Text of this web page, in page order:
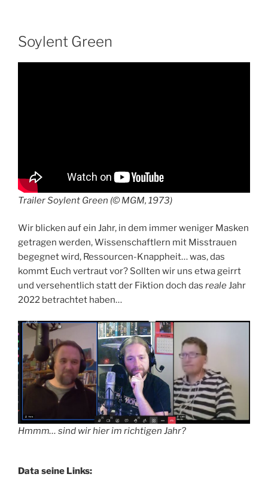
Soylent Green
Trailer Soylent Green (© MGM, 1973)
Wir blicken auf ein Jahr, in dem immer weniger Masken
getragen werden, Wissenschaftlern mit Misstrauen
begegnet wird, Ressourcen-Knappheit… was, das
kommt Euch vertraut vor? Sollten wir uns etwa geirrt
und versehentlich statt der Fiktion doch das realeJahr
2022 betrachtet haben…
Hmmm… sind wir hier im richtigen Jahr?
Data seine Links: